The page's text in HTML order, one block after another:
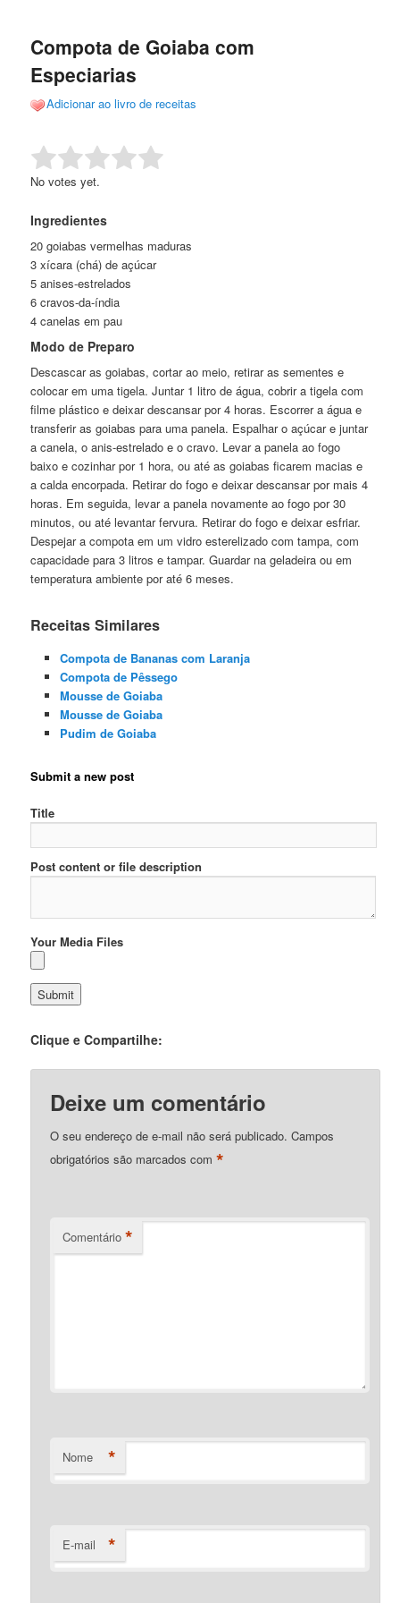
conteúdo
principal
conteúdo
secundário
Compota de Goiaba com
Especiarias
Adicionar ao livro de receitas
Rate this item: Submit Rating
No votes yet.
Ingredientes
20 goiabas vermelhas maduras
3 xícara (chá) de açúcar
5 anises-estrelados
6 cravos-da-índia
4 canelas em pau
Modo de Preparo
Descascar as goiabas, cortar ao meio, retirar as sementes e
colocar em uma tigela. Juntar 1 litro de água, cobrir a tigela com
filme plástico e deixar descansar por 4 horas. Escorrer a água e
transferir as goiabas para uma panela. Espalhar o açúcar e juntar
a canela, o anis-estrelado e o cravo. Levar a panela ao fogo
baixo e cozinhar por 1 hora, ou até as goiabas ficarem macias e
a calda encorpada. Retirar do fogo e deixar descansar por mais 4
horas. Em seguida, levar a panela novamente ao fogo por 30
minutos, ou até levantar fervura. Retirar do fogo e deixar esfriar.
Despejar a compota em um vidro esterelizado com tampa, com
capacidade para 3 litros e tampar. Guardar na geladeira ou em
temperatura ambiente por até 6 meses.
Receitas Similares
Compota de Bananas com Laranja
Compota de Pêssego
Mousse de Goiaba
Mousse de Goiaba
Pudim de Goiaba
Submit a new post
Title
Post content or file description
Your Media Files
Clique e Compartilhe:
Deixe um comentário
O seu endereço de e-mail não será publicado. Campos
obrigatórios são marcados com*
Comentário *
Nome *
E-mail *